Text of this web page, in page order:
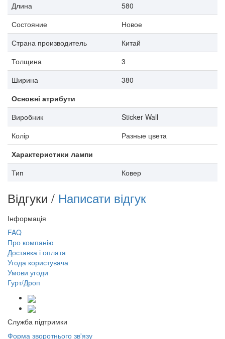
Длина
580
Состояние
Новое
Страна производитель
Китай
Толщина
3
Ширина
380
Основні атрибути
Виробник
Sticker Wall
Колір
Разные цвета
Характеристики лампи
Тип
Ковер
Відгуки / Написати відгук
Інформація
FAQ
Про компанію
Доставка і оплата
Угода користувача
Умови угоди
Гурт/Дроп
Служба підтримки
Форма зворотнього зв'язу